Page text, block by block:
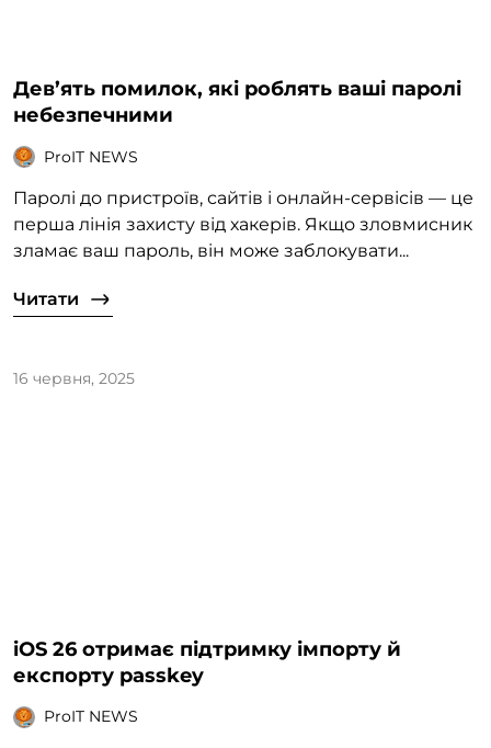
Дев’ять помилок, які роблять ваші паролі
небезпечними
ProIT NEWS
Паролі до пристроїв, сайтів і онлайн-сервісів — це
перша лінія захисту від хакерів. Якщо зловмисник
зламає ваш пароль, він може заблокувати...
Читати
16 червня, 2025
iOS 26 отримає підтримку імпорту й
експорту passkey
ProIT NEWS